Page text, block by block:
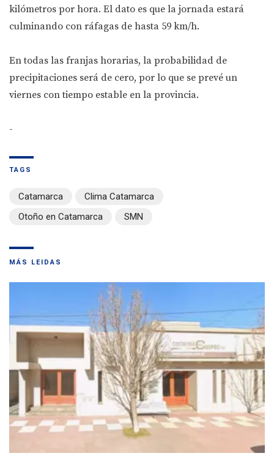
kilómetros por hora. El dato es que la jornada estará
culminando con ráfagas de hasta 59 km/h.
En todas las franjas horarias, la probabilidad de
precipitaciones será de cero, por lo que se prevé un
viernes con tiempo estable en la provincia.
-
TAGS
Catamarca
Clima Catamarca
Otoño en Catamarca
SMN
MÁS LEIDAS